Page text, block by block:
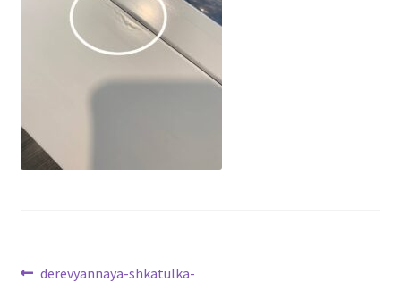
Предыдущая
derevyannaya-shkatulka-